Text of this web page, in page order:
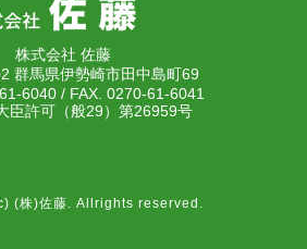
株式会社 佐藤
群馬県伊勢崎市田中島町69
6040 / FAX. 0270-61-6041
臣許可（般29）第26959号
(株)佐藤. Allrights reserved.